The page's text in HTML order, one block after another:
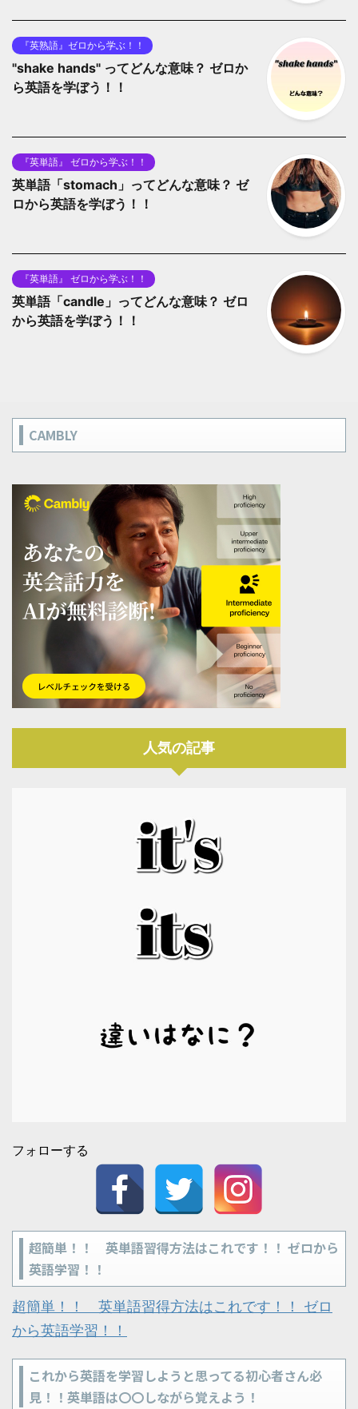
『英熟語』ゼロから学ぶ！！
"shake hands" ってどんな意味？ ゼロか
ら英語を学ぼう！！
『英単語』 ゼロから学ぶ！！
英単語「stomach」ってどんな意味？ ゼ
ロから英語を学ぼう！！
『英単語』 ゼロから学ぶ！！
英単語「candle」ってどんな意味？ ゼロ
から英語を学ぼう！！
CAMBLY
人気の記事
フォローする
超簡単！！ 英単語習得方法はこれです！！ ゼロから
英語学習！！
超簡単！！ 英単語習得方法はこれです！！ ゼロ
から英語学習！！
これから英語を学習しようと思ってる初心者さん必
見！！英単語は〇〇しながら覚えよう！